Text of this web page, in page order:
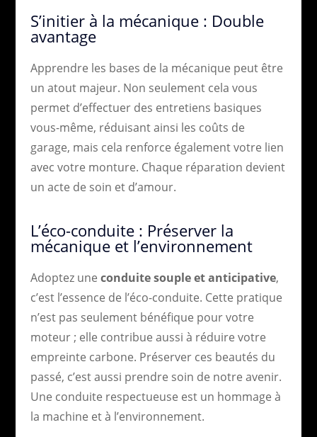
S’initier à la mécanique : Double
avantage
Apprendre les bases de la mécanique peut être
un atout majeur. Non seulement cela vous
permet d’effectuer des entretiens basiques
vous-même, réduisant ainsi les coûts de
garage, mais cela renforce également votre lien
avec votre monture. Chaque réparation devient
un acte de soin et d’amour.
L’éco-conduite : Préserver la
mécanique et l’environnement
Adoptez une conduite souple et anticipative,
c’est l’essence de l’éco-conduite. Cette pratique
n’est pas seulement bénéfique pour votre
moteur ; elle contribue aussi à réduire votre
empreinte carbone. Préserver ces beautés du
passé, c’est aussi prendre soin de notre avenir.
Une conduite respectueuse est un hommage à
la machine et à l’environnement.